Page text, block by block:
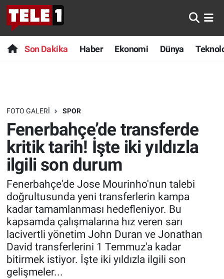
Son Dakika Haber Ekonomi Dünya
FOTO GALERI SPOR
Fenerbahçe’de transferde
kritik tarih! İşte iki yıldızla
ilgili son durum
Fenerbahçe'de Jose Mourinho'nun talebi
doğrultusunda yeni transferlerin kampa
kadar tamamlanması hedefleniyor. Bu
kapsamda çalışmalarına hız veren sarı
lacivertli yönetim John Duran ve Jonathan
David transferlerini 1 Temmuz'a kadar
bitirmek istiyor. İşte iki yıldızla ilgili son
gelişmeler...
Anında Manşet
Başka Sohbetler
Bilim turu
Bilim ve Teknoloji Evreni
Doğa Konuşuyor
Dünya
Ege Saati
Ege'den Esintiler
Eğitim
Son Dakika
Haber
Dünya
Teknoloji
Sağlık
Spor
Yayın Akışı
İletişim
Nöbetçi Eczaneler
Hava Durumu
Trafik Durumu
Süper Lig Puan Durumu ve Fikstür
Tüm Manşetler
Son Dakika Haberleri
Haber Arşivi